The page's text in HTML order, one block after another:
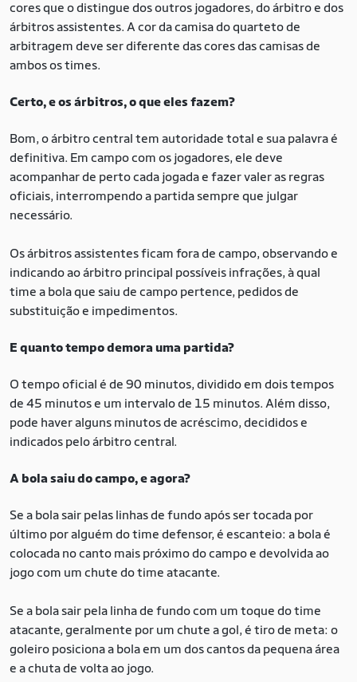
cores que o distingue dos outros jogadores, do árbitro e dos
árbitros assistentes. A cor da camisa do quarteto de
arbitragem deve ser diferente das cores das camisas de
ambos os times.
Certo, e os árbitros, o que eles fazem?
Bom, o árbitro central tem autoridade total e sua palavra é
definitiva. Em campo com os jogadores, ele deve
acompanhar de perto cada jogada e fazer valer as regras
oficiais, interrompendo a partida sempre que julgar
necessário.
Os árbitros assistentes ficam fora de campo, observando e
indicando ao árbitro principal possíveis infrações, à qual
time a bola que saiu de campo pertence, pedidos de
substituição e impedimentos.
E quanto tempo demora uma partida?
O tempo oficial é de 90 minutos, dividido em dois tempos
de 45 minutos e um intervalo de 15 minutos. Além disso,
pode haver alguns minutos de acréscimo, decididos e
indicados pelo árbitro central.
A bola saiu do campo, e agora?
Se a bola sair pelas linhas de fundo após ser tocada por
último por alguém do time defensor, é escanteio: a bola é
colocada no canto mais próximo do campo e devolvida ao
jogo com um chute do time atacante.
Se a bola sair pela linha de fundo com um toque do time
atacante, geralmente por um chute a gol, é tiro de meta: o
goleiro posiciona a bola em um dos cantos da pequena área
e a chuta de volta ao jogo.